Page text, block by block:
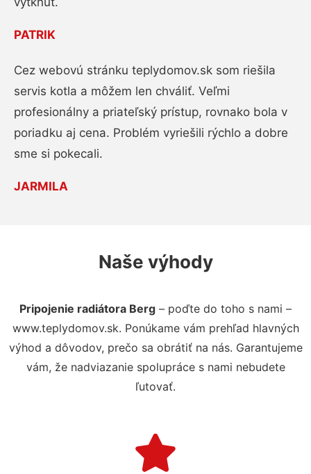
PATRIK
Cez webovú stránku teplydomov.sk som riešila
servis kotla a môžem len chváliť. Veľmi
profesionálny a priateľský prístup, rovnako bola v
poriadku aj cena. Problém vyriešili rýchlo a dobre
sme si pokecali.
JARMILA
Naše výhody
Pripojenie radiátora Berg – poďte do toho s nami –
www.teplydomov.sk. Ponúkame vám prehľad hlavných
výhod a dôvodov, prečo sa obrátiť na nás. Garantujeme
vám, že nadviazanie spolupráce s nami nebudete
ľutovať.